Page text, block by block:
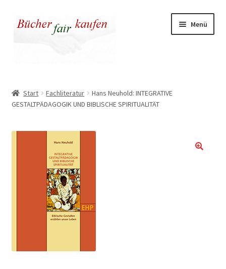
Zur
Navigation
Zum
Inhalt
Menü
Kasse
Warenkorb
Warum fair kaufen
Start Fachliteratur
Hans Neuhold: INTEGRATIVE
GESTALTPÄDAGOGIK UND BIBLISCHE SPIRITUALITÄT